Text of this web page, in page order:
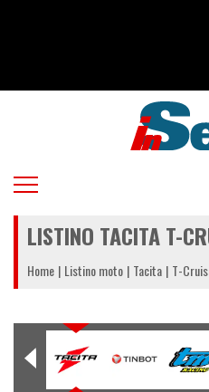
LISTINO TACITA T-
Home Listino moto Tacita T-